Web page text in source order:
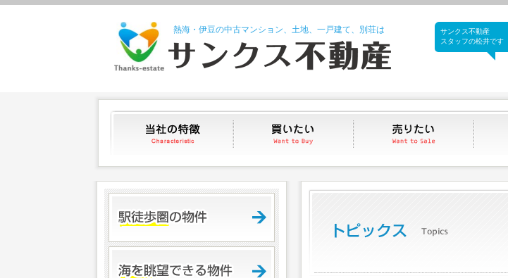
熱海・伊豆の中古マンション、土地、一戸建て、別荘は
サンクス不動産
サンクス不動産
スタッフの松井です
当社の特徴 買いたい 売りたい